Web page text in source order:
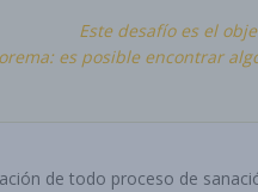
Este desafío es el
es posible encontrar
de todo proceso de